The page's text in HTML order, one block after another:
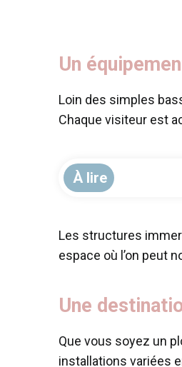
Un
Loin des simples
Chaque visiteur est
À lire
Les structures
espace où l’on peut
Une
Que vous soyez un
installations variées